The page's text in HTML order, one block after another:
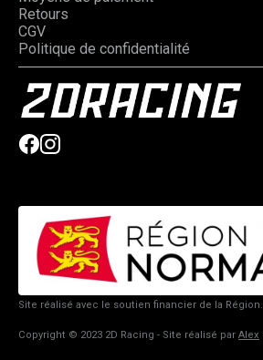
Retours
CGV
Politique de confidentialité
Site réalisé avec le soutien financier de la Région.
Copyright © 2023 2D Racing - Site réalisé par Alex